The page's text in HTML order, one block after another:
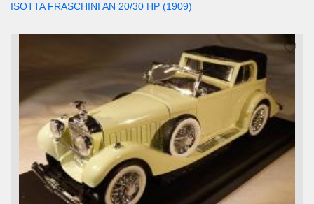
ISOTTA FRASCHINI AN 20/30 HP (1909)